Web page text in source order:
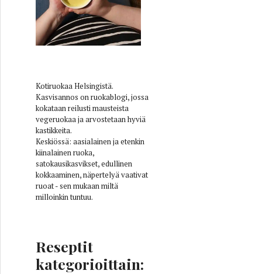
historiasta
Kotiruokaa Helsingistä.
Kasvisannos on ruokablogi, jossa
kokataan reilusti mausteista
vegeruokaa ja arvostetaan hyviä
kastikkeita.
Keskiössä: aasialainen ja etenkin
kiinalainen ruoka,
satokausikasvikset, edullinen
kokkaaminen, näpertelyä vaativat
ruoat - sen mukaan miltä
milloinkin tuntuu.
Reseptit
kategorioittain: